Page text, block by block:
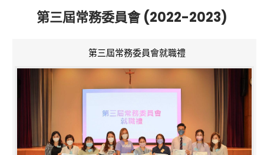
第三屆常務委員會 (2022-2023)
第三屆常務委員會就職禮